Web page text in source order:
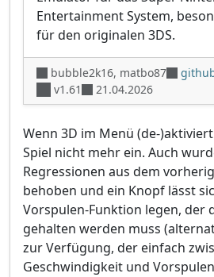
Entertainment System,
für den originalen 3DS.
bubble2k16, matbo87
v1.61
21.04.2026
Wenn 3D im Menü (de-
Spiel nicht mehr ein. Auch
Regressionen aus dem
behoben und ein Knopf lässt
Vorspulen-Funktion legen, der
gehalten werden muss
zur Verfügung, der einfach
Geschwindigkeit und